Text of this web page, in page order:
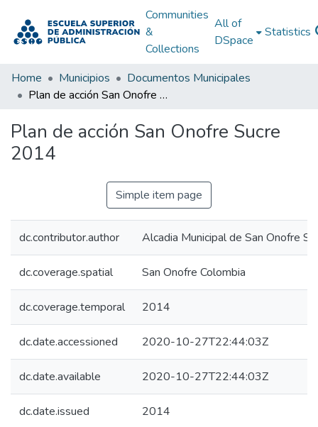
Communities
&
Collections
All of
DSpace
Statistics
Home Municipios
Documentos Municipales
Plan de acción San Onofre Sucre 2014
Plan de acción San Onofre Sucre
2014
Simple item page
dc.contributor.author Alcadia Municipal de San Onofre
dc.coverage.spatial San Onofre Colombia
dc.coverage.temporal 2014
dc.date.accessioned 2020-10-27T22:44:03Z
dc.date.available 2020-10-27T22:44:03Z
dc.date.issued 2014